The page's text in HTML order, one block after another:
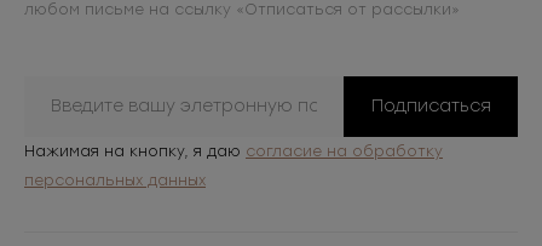
любом письме на ссылку «Отписаться от рассылки»
Подписаться
Нажимая на кнопку, я даю согласие на обработку
персональных данных